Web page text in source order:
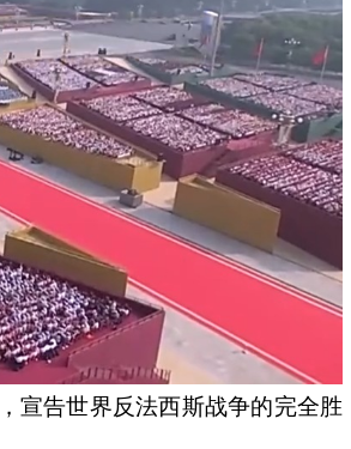
告世界反法西斯战争的完全胜